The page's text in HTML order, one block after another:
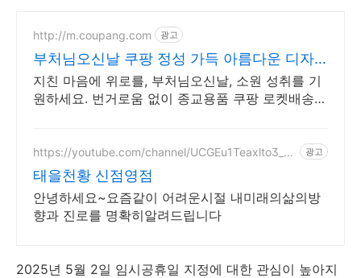
http://m.coupang.com 광고
부처님오신날 쿠팡 정성 가득 아름다운 디자
인
지친 마음에 위로를, 부처님오신날, 소원 성취를 기
원하세요. 번거로움 없이 종교용품 쿠팡 로켓배송으
https://youtube.com/channel/UCGEu1Teaxlto3_C
광고
태을천황 신점영점
안녕하세요~요즘같이 어려운시절 내미래의삶의방
향과 진로를 명확히알려드립니다
2025년 5월 2일 임시공휴일 지정에 대한 관심이 높아지